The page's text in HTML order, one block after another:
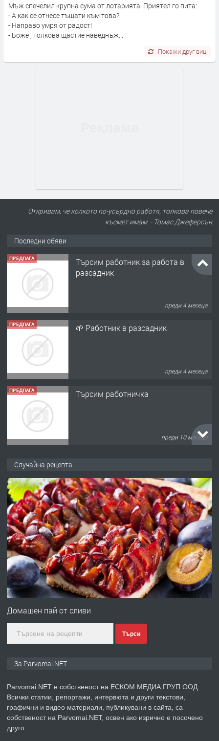
Мъж спечелил крупна сума от лотарията. Приятел го пита:
- А как се отнесе тъщати към това?
- Направо умря от радост!
- Боже , толкова щастие наведнъж...
Покажи друг виц
Откривам, че колкото по-усърдно работя, толкова повече
късмет имам. - Томас Джеферсън
Последни обяви
разсадник
преди 10 месеца
преди 1 година
ПРЕДЛАГА Работа за общи работници
преди 1 година
ПРЕДЛАГА
Първи поход "По стъпките на Ангел
Войвода"
преди 1 година
ПРЕДЛАГА Уроци по Математика
Случайна рецепта
Домашен пай от сливи
Търси
За Parvomai.NET
Parvomai.NET е собственост на ЕСКОМ МЕДИА ГРУП ООД.
Всички статии, репортажи, интервюта и други текстови,
графични и видео материали, публикувани в сайта, са
собственост на Parvomai.NET, освен ако изрично е посочено
друго.